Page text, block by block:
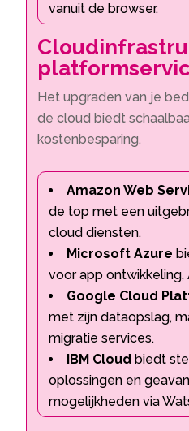
vanuit de browser.
Het upgraden van je
de cloud biedt
kostenbesparing.
Amazon Web
de top met een
cloud diensten.
Microsoft Azure
voor app ontwikkeling,
Google Cloud
met zijn dataopslag,
migratie services.
IBM Cloud biedt
oplossingen en
mogelijkheden via